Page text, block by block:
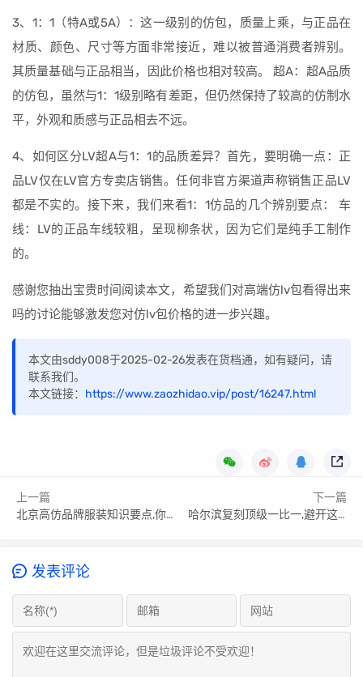
3、1：1（特A或5A）：这一级别的仿包，质量上乘，与正品在
材质、颜色、尺寸等方面非常接近，难以被普通消费者辨别。
其质量基础与正品相当，因此价格也相对较高。 超A：超A品质
的仿包，虽然与1：1级别略有差距，但仍然保持了较高的仿制水
平，外观和质感与正品相去不远。
4、如何区分LV超A与1：1的品质差异？首先，要明确一点：正
品LV仅在LV官方专卖店销售。任何非官方渠道声称销售正品LV
都是不实的。接下来，我们来看1：1仿品的几个辨别要点： 车
线：LV的正品车线较粗，呈现柳条状，因为它们是纯手工制作
的。
感谢您抽出宝贵时间阅读本文，希望我们对高端仿lv包看得出来
吗的讨论能够激发您对仿lv包价格的进一步兴趣。
本文由sddy008于2025-02-26发表在货档通，如有疑问，请
联系我们。
本文链接： https://www.zaozhidao.vip/post/16247.html
上一篇
北京高仿品牌服装知识要点,你掌握了吗
下一篇
哈尔滨复刻顶级一比一,避开这些误区
发表评论